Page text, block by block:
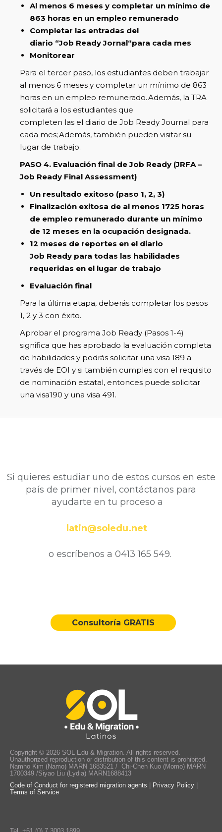
Al menos 6 meses y completar un mínimo de
863 horas en un empleo remunerado
Completar las entradas del
diario “Job Ready Jornal“para cada mes
Monitorear
Para el tercer paso, los estudiantes deben trabajar
al menos 6 meses y completar un mínimo de 863
horas en un empleo remunerado. Además, la TRA
solicitará a los estudiantes que
completen las el diario de Job Ready Journal para
cada mes; Además, también pueden visitar su
lugar de trabajo.
PASO 4. Evaluación final de Job Ready (JRFA –
Job Ready Final Assessment)
Un resultado exitoso (paso 1, 2, 3)
Finalización exitosa de al menos 1725 horas
de empleo remunerado durante un mínimo
de 12 meses en la ocupación designada.
12 meses de reportes en el diario
Job Ready para todas las habilidades
requeridas en el lugar de trabajo
Evaluación final
Para la última etapa, deberás completar los pasos
1, 2 y 3 con éxito.
Aprobar el programa Job Ready (Pasos 1-4)
significa que has aprobado la evaluación completa
de habilidades y podrás solicitar una visa 189 a
través de EOI y si también cumples con el requisito
de nominación estatal, entonces puede solicitar
una visa190 y una visa 491.
Si quieres estudiar uno de estos cursos en este
país de primer nivel, contáctanos para
ayudarte en tu proceso a
latin@soledu.net
o escríbenos a 0413 165 549.
Consultoría GRATIS
Copyright © 2026 SOL Edu & Migration. All rights reserved.
Unauthorized reproduction or distribution of this content is prohibited.
Namho Kim (Namo) MARN 1683521 / Chi-Chen Kuo (Momo) MARN
1700349 /Siyao Liu (Lydia) MARN1688413
Code of Conduct for registered migration agents
Privacy Policy
Terms of Service